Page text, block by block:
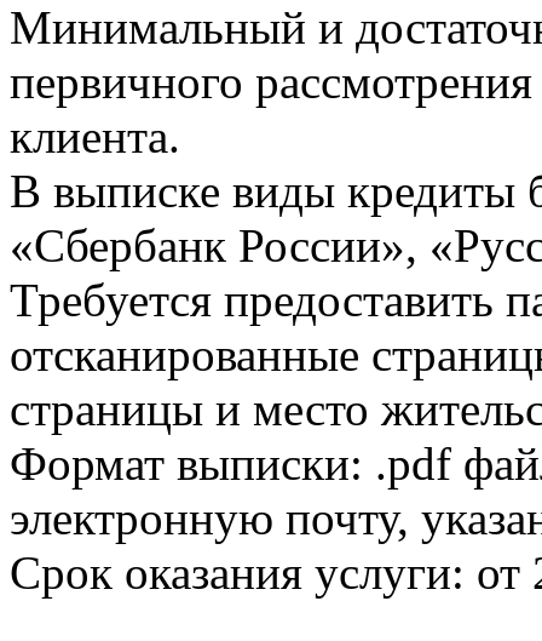
Минимальный и
первичного
клиента.
В выписке виды кредиты
«Сбербанк России»,
Требуется предоставить
отсканированные
страницы и место
Формат выписки: .pdf
электронную почту,
Срок оказания услуги: от